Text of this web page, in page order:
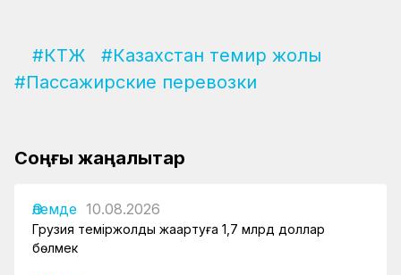
#КТЖ
#Казахстан темир жолы
#Пассажирские перевозки
Соңғы жаңалықтар
Әлемде 10.08.2026
Грузия теміржолды жаңартуға 1,7 млрд доллар
бөлмек